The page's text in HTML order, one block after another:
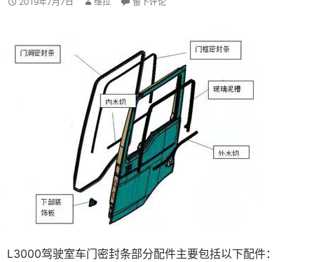
L3000驾驶室车门密封条部分配件主要包括以下配件：